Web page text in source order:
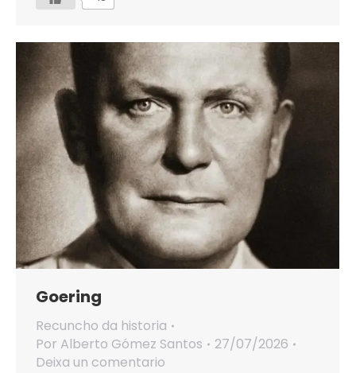
Goering
Recuncho da historia
Por Alberto Gómez Santos
27/07/2026
Deixa un comentario